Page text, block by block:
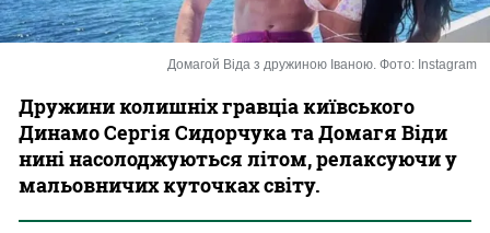
Домагой Віда з дружиною Іваною. Фото: Instagram
Дружини колишніх гравціа київського
Динамо Сергія Сидорчука та Домагя Віди
нині насолоджуються літом, релаксуючи у
мальовничих куточках світу.